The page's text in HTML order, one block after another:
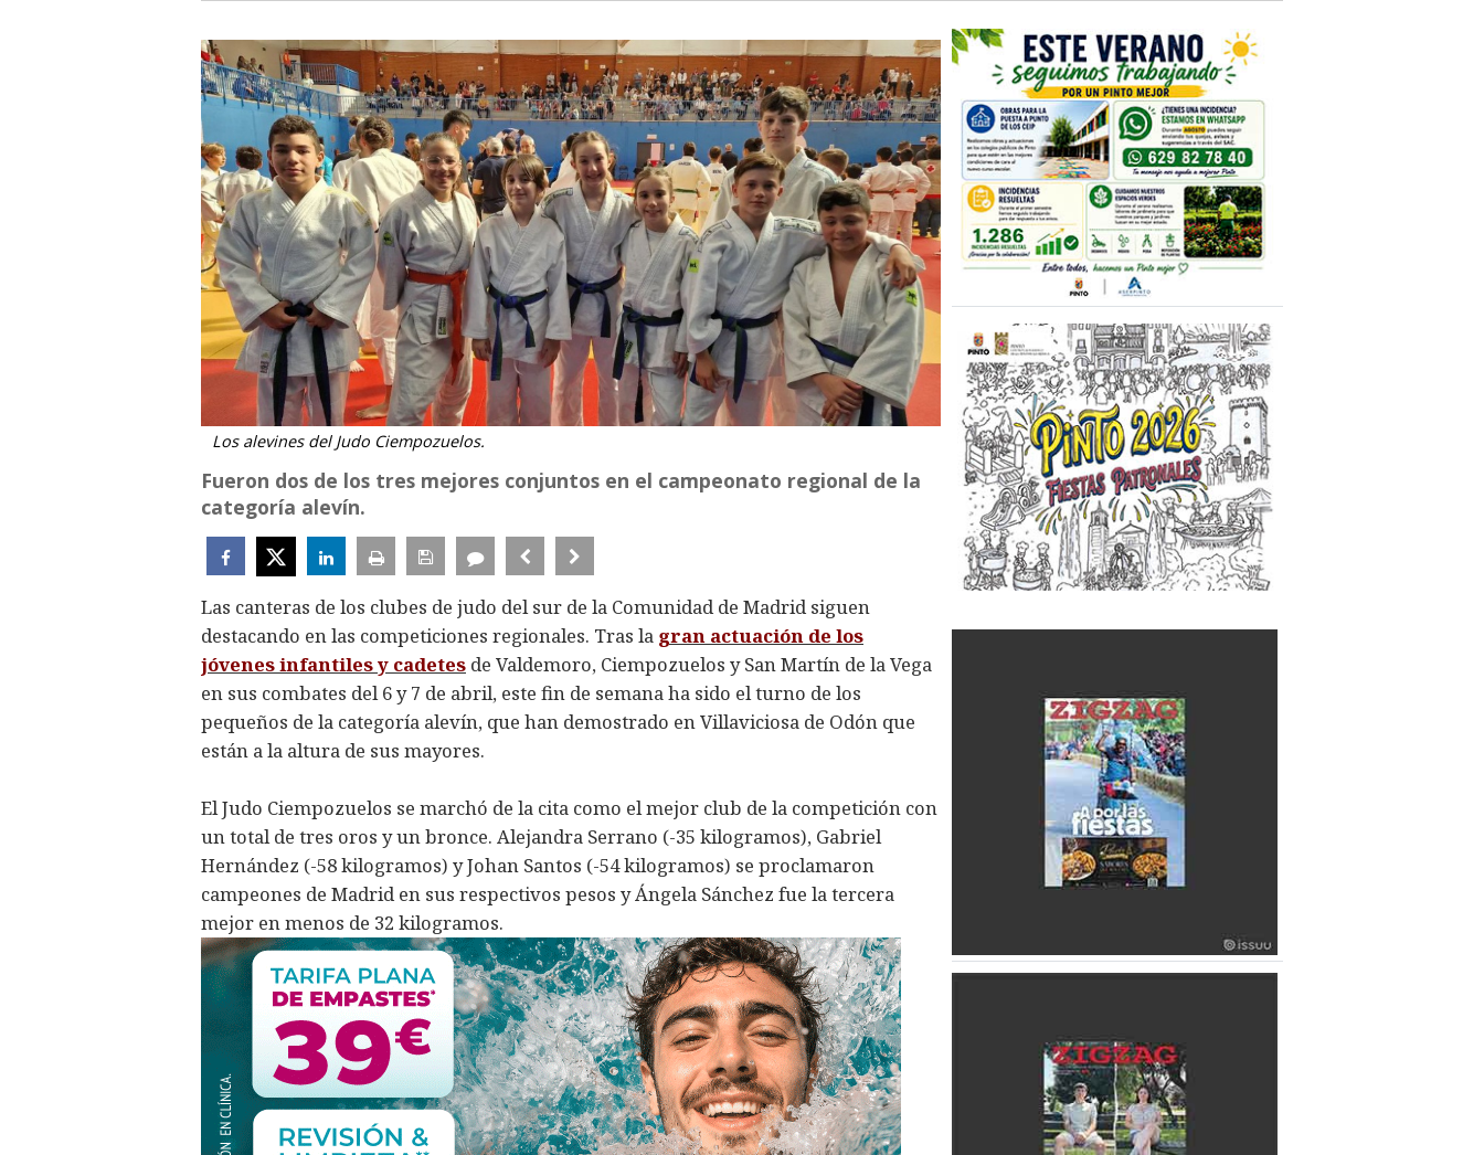
Los alevines del Judo Ciempozuelos.
Fueron dos de los tres mejores conjuntos en el campeonato regional de la
categoría alevín.
Las canteras de los clubes de judo del sur de la Comunidad de Madrid siguen
destacando en las competiciones regionales. Tras la gran actuación de los
jóvenes infantiles y cadetes de Valdemoro, Ciempozuelos y San Martín de la Vega
en sus combates del 6 y 7 de abril, este fin de semana ha sido el turno de los
pequeños de la categoría alevín, que han demostrado en Villaviciosa de Odón que
están a la altura de sus mayores.
El Judo Ciempozuelos se marchó de la cita como el mejor club de la competición con
un total de tres oros y un bronce. Alejandra Serrano (-35 kilogramos), Gabriel
Hernández (-58 kilogramos) y Johan Santos (-54 kilogramos) se proclamaron
campeones de Madrid en sus respectivos pesos y Ángela Sánchez fue la tercera
mejor en menos de 32 kilogramos.